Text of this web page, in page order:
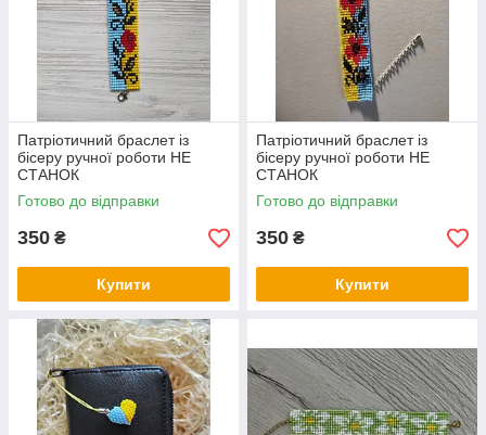
Патріотичний браслет із
бісеру ручної роботи НЕ
СТАНОК
Готово до відправки
350 ₴
Купити
Патріотичний браслет із
бісеру ручної роботи НЕ
СТАНОК
Готово до відправки
350 ₴
Купити